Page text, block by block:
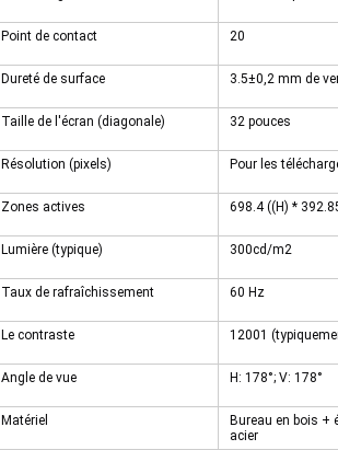
Point de contact 20
Dureté de surface 3.5±0,2 mm de
Taille de l'écran (diagonale) 32 pouces
Résolution (pixels) Pour les
Zones actives 698.4 ((H) *
Lumière (typique) 300cd/m2
Taux de rafraîchissement 60 Hz
Le contraste 12001
Angle de vue H: 178°; V: 178°
Matériel
Bureau en bois +
acier